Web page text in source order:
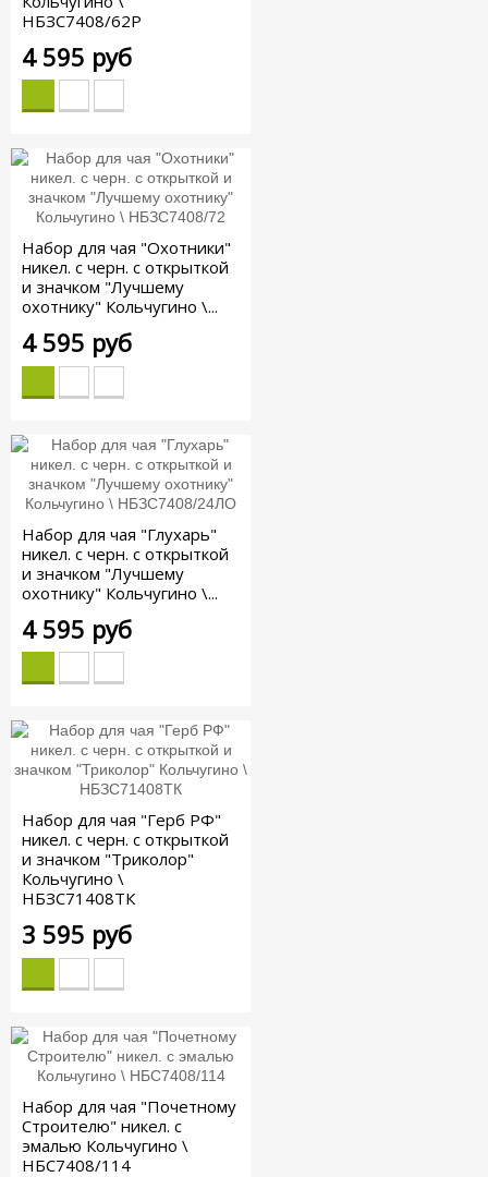
НБЗС7408/62Р
4 595 руб
Набор для чая "Охотники"
никел. с черн. с открыткой
и значком "Лучшему
охотнику" Кольчугино \...
4 595 руб
Набор для чая "Глухарь"
никел. с черн. с открыткой
и значком "Лучшему
охотнику" Кольчугино \...
4 595 руб
Набор для чая "Герб РФ"
никел. с черн. с открыткой
и значком "Триколор"
Кольчугино \
НБЗС71408ТК
3 595 руб
Набор для чая "Почетному
Строителю" никел. с
эмалью Кольчугино \
НБС7408/114